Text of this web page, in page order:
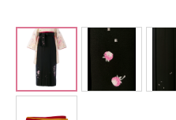
ジュニア着物レンタル
ジュニア洋装レンタル